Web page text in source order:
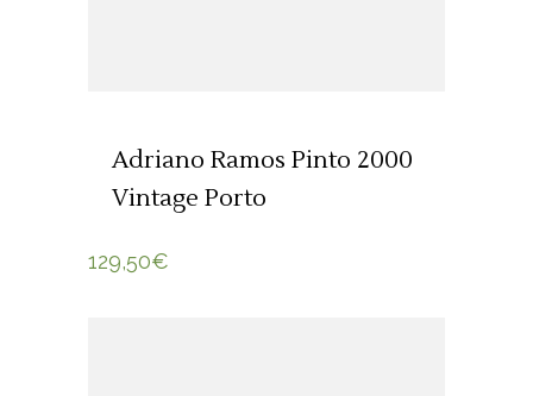
Adriano Ramos Pinto 2000
Vintage Porto
129,50€